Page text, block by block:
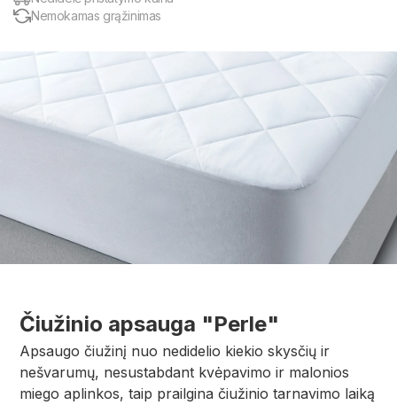
Nemokamas grąžinimas
Čiužinio apsauga "Perle"
Apsaugo čiužinį nuo nedidelio kiekio skysčių ir
nešvarumų, nesustabdant kvėpavimo ir malonios
miego aplinkos, taip prailgina čiužinio tarnavimo laiką